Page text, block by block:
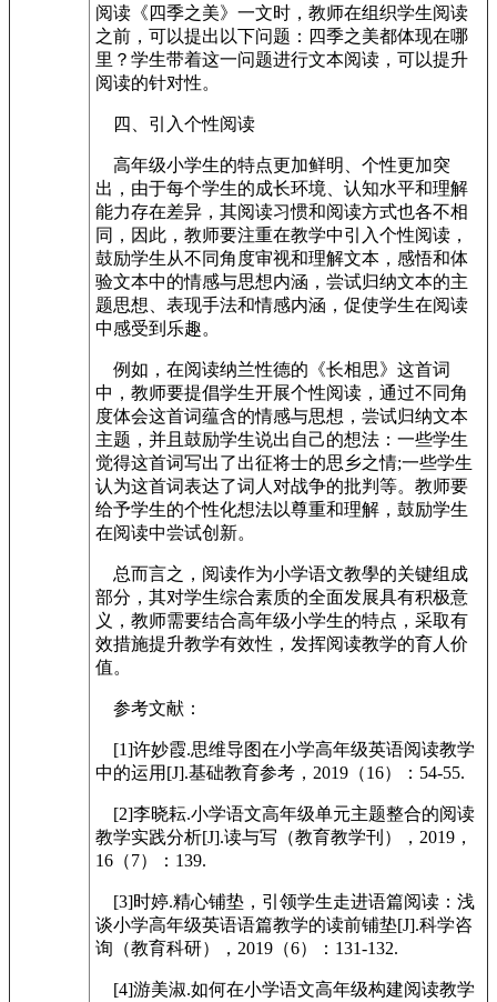
阅读《四季之美》一文时，教师在组织学生阅读
之前，可以提出以下问题：四季之美都体现在哪
里？学生带着这一问题进行文本阅读，可以提升
阅读的针对性。
四、引入个性阅读
高年级小学生的特点更加鲜明、个性更加突
出，由于每个学生的成长环境、认知水平和理解
能力存在差异，其阅读习惯和阅读方式也各不相
同，因此，教师要注重在教学中引入个性阅读，
鼓励学生从不同角度审视和理解文本，感悟和体
验文本中的情感与思想内涵，尝试归纳文本的主
题思想、表现手法和情感内涵，促使学生在阅读
中感受到乐趣。
例如，在阅读纳兰性德的《长相思》这首词
中，教师要提倡学生开展个性阅读，通过不同角
度体会这首词蕴含的情感与思想，尝试归纳文本
主题，并且鼓励学生说出自己的想法：一些学生
觉得这首词写出了出征将士的思乡之情;一些学生
认为这首词表达了词人对战争的批判等。教师要
给予学生的个性化想法以尊重和理解，鼓励学生
在阅读中尝试创新。
总而言之，阅读作为小学语文教學的关键组成
部分，其对学生综合素质的全面发展具有积极意
义，教师需要结合高年级小学生的特点，采取有
效措施提升教学有效性，发挥阅读教学的育人价
值。
参考文献：
[1]许妙霞.思维导图在小学高年级英语阅读教学
中的运用[J].基础教育参考，2019（16）：54-55.
[2]李晓耘.小学语文高年级单元主题整合的阅读
教学实践分析[J].读与写（教育教学刊），2019，
16（7）：139.
[3]时婷.精心铺垫，引领学生走进语篇阅读：浅
谈小学高年级英语语篇教学的读前铺垫[J].科学咨
询（教育科研），2019（6）：131-132.
[4]游美淑.如何在小学语文高年级构建阅读教学